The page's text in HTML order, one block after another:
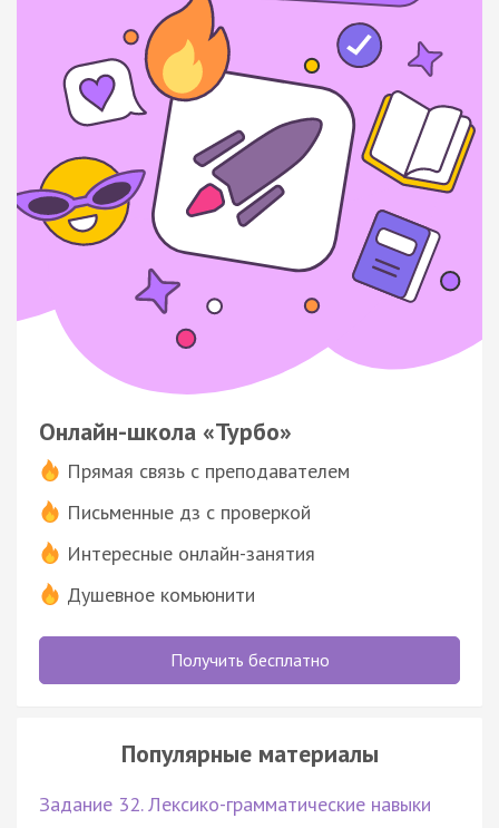
Онлайн-школа «Турбо»
Прямая связь с преподавателем
Письменные дз с проверкой
Интересные онлайн-занятия
Душевное комьюнити
Получить бесплатно
Популярные материалы
Задание 32. Лексико-грамматические навыки